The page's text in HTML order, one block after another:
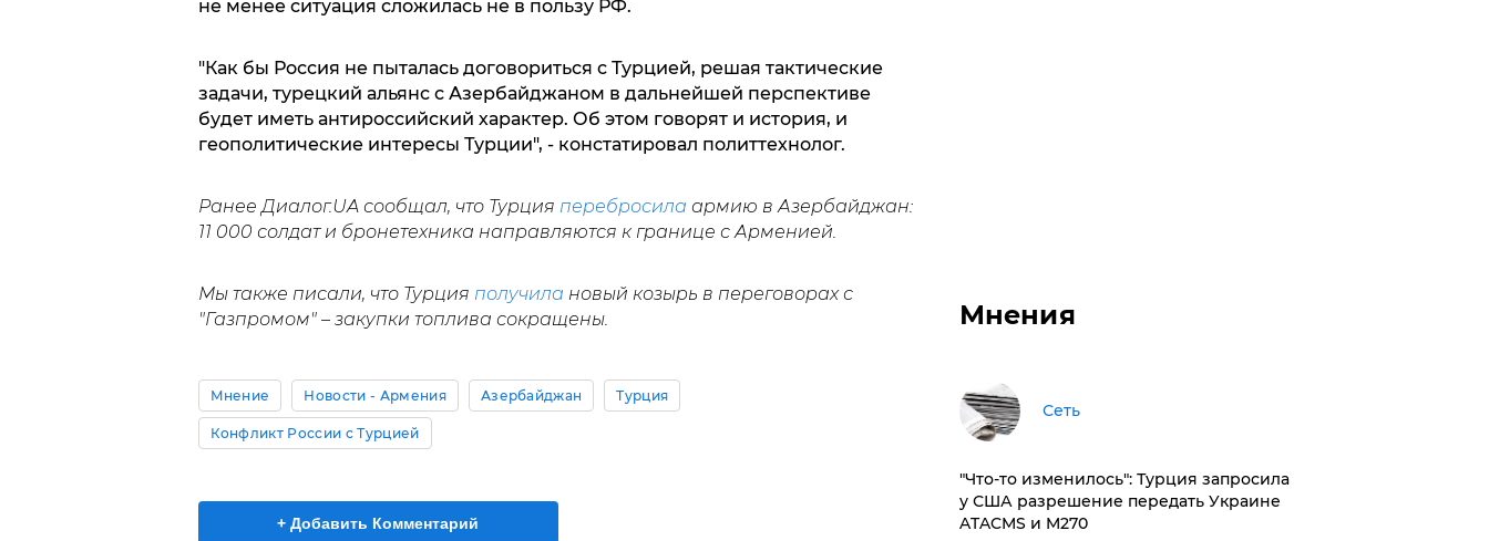
не менее ситуация сложилась не в пользу РФ.
"Как бы Россия не пыталась договориться с Турцией, решая тактические
задачи, турецкий альянс с Азербайджаном в дальнейшей перспективе
будет иметь антироссийский характер. Об этом говорят и история, и
геополитические интересы Турции", - констатировал политтехнолог.
Ранее Диалог.UA сообщал, что Турция перебросила армию в Азербайджан:
11 000 солдат и бронетехника направляются к границе с Арменией.
Мы также писали, что Турция получила новый козырь в переговорах с
"Газпромом" – закупки топлива сокращены.
Мнение Новости - Армения Азербайджан Турция
Конфликт России с Турцией
+ Добавить Комментарий
Мнения
Сеть
​"Что-то изменилось": Турция запросила
у США разрешение передать Украине
ATACMS и M270